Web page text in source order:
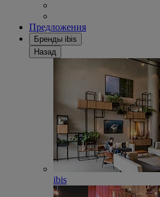
Предложения
Бренды ibis
Назад
ibis